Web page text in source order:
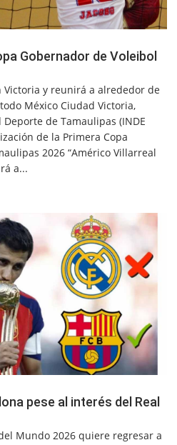
Gobernador de Voleibol
Victoria y reunirá a alrededor de
México Ciudad Victoria,
de Tamaulipas (INDE
de la Primera Copa
2026 “Américo Villarreal
a...
pese al interés del Real
Mundo 2026 quiere regresar a